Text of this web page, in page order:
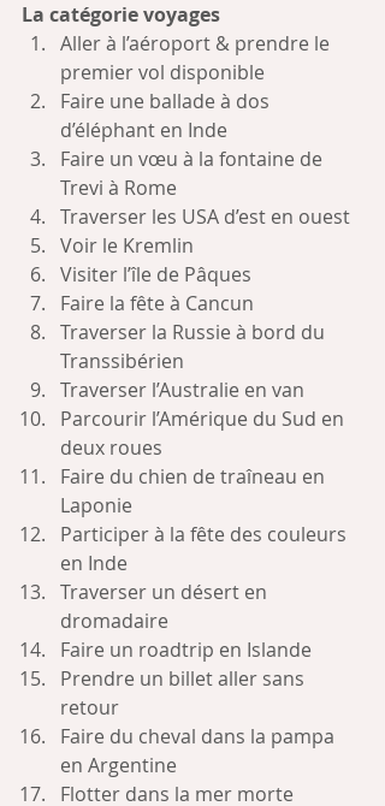
La catégorie voyages
Aller à l’aéroport & prendre le
premier vol disponible
Faire une ballade à dos
d’éléphant en Inde
Faire un vœu à la fontaine de
Trevi à Rome
Traverser les USA d’est en ouest
Voir le Kremlin
Visiter l’île de Pâques
Faire la fête à Cancun
Traverser la Russie à bord du
Transsibérien
Traverser l’Australie en van
Parcourir l’Amérique du Sud en
deux roues
Faire du chien de traîneau en
Laponie
Participer à la fête des couleurs
en Inde
Traverser un désert en
dromadaire
Faire un roadtrip en Islande
Prendre un billet aller sans
retour
Faire du cheval dans la pampa
en Argentine
Flotter dans la mer morte